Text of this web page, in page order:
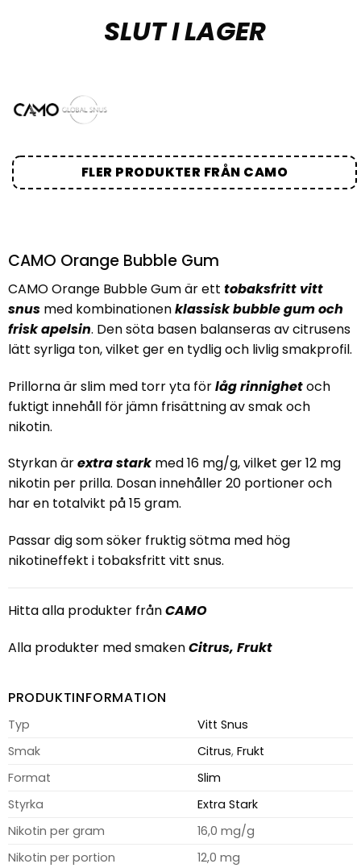
SLUT I LAGER
FLER PRODUKTER FRÅN CAMO
CAMO Orange Bubble Gum
CAMO Orange Bubble Gumär ett tobaksfritt vitt
snusmed kombinationenklassisk bubble gum och
frisk apelsin. Den söta basen balanseras av citrusens
lätt syrliga ton, vilket ger en tydlig och livlig smakprofil.
Prillorna är slim med torr yta förlåg rinnighetoch
fuktigt innehåll för jämn frisättning av smak och
nikotin.
Styrkan ärextra starkmed16 mg/g, vilket ger12 mg
nikotin per prilla. Dosan innehåller20 portioneroch
har en totalvikt på15 gram.
Passar dig som söker fruktig sötma med hög
nikotineffekt i tobaksfritt vitt snus.
Hitta alla produkter frånCAMO
Alla produkter med smakenCitrus, Frukt
PRODUKTINFORMATION
Typ
Vitt Snus
Smak
Citrus, Frukt
Format
Slim
Styrka
Extra Stark
Nikotin per gram
16,0 mg/g
Nikotin per portion
12,0 mg